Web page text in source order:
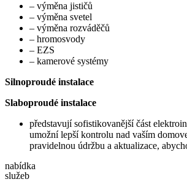
– výměna jističů
– výměna svetel
– výměna rozváděčů
– hromosvody
– EZS
– kamerové systémy
Silnoproudé instalace
Slaboproudé instalace
představují sofistikovanější část
umožní lepší kontrolu nad vaším
pravidelnou údržbu a aktualizace,
nabídka
služeb